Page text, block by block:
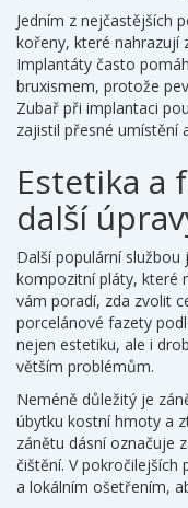
Jedním z nejčastějších
kořeny, které nahrazují
Implantáty často
bruxismem, protože
Zubař při implantaci
zajistil přesné umístění
Estetika a
další
Další populární službou
kompozitní pláty, které
vám poradí, zda zvolit
porcelánové fazety
nejen estetiku, ale i
větším problémům.
Neméně důležitý je
úbytku kostní hmoty a
zánětu dásní označuje
čištění. V pokročilejších
a lokálním ošetřením,